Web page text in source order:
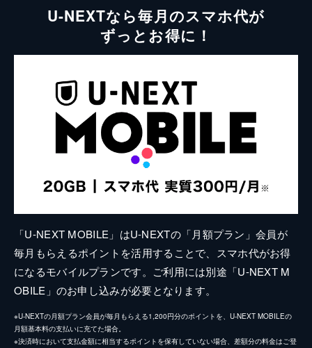
U-NEXTなら毎月のスマホ代が
ずっとお得に！
「U-NEXT MOBILE」はU-NEXTの「月額プラン」会員が
毎月もらえるポイントを活用することで、スマホ代がお得
になるモバイルプランです。ご利用には別途「U-NEXT M
OBILE」のお申し込みが必要となります。
※U-NEXTの月額プラン会員が毎月もらえる1,200円分のポイントを、U-NEXT MOBILEの
月額基本料の支払いに充てた場合。
※決済時において支払金額に相当するポイントを保有していない場合、差額分の料金はご登